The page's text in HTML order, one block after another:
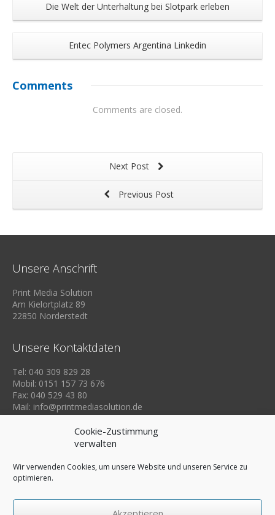
Cookie-Zustimmung
verwalten
Wir verwenden Cookies, um unsere Website und unseren Service zu
optimieren.
Die Welt der Unterhaltung bei Slotpark erleben
Entec Polymers Argentina Linkedin
Comments
Comments are closed.
Next Post
Previous Post
Unsere Anschrift
Print Media Solution
Am Kielortplatz 89
22850 Norderstedt
Unsere Kontaktdaten
Tel: 040 309 829 28
Mobil: 0151 157 73 676
Fax: 040 529 43 80
Mail: info@printmediasolution.de